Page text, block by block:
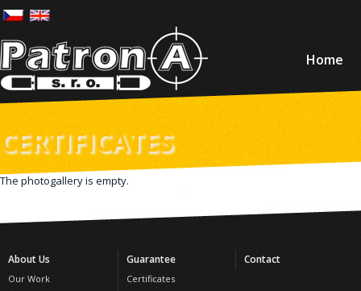
Home
CERTIFICATES
The photogallery is empty.
About Us
Our Work
Guarantee
Certificates
Contact